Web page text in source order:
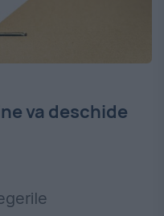
va deschide